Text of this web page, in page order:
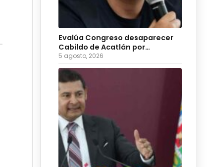
Evalúa Congreso desaparecer
Cabildo de Acatlán por
ingobernabilidad
5 agosto, 2026